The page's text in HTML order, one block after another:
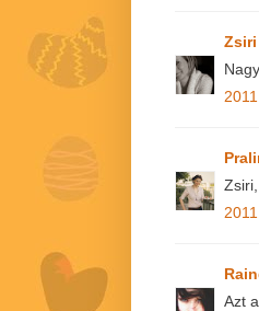
Zsiri
Azt